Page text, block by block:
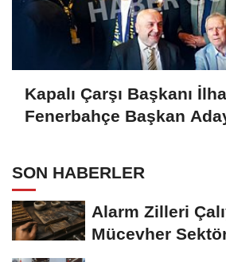
Kapalı Çarşı Başkanı
Fenerbahçe Başkan
SON HABERLER
Alarm Zilleri
Mücevher